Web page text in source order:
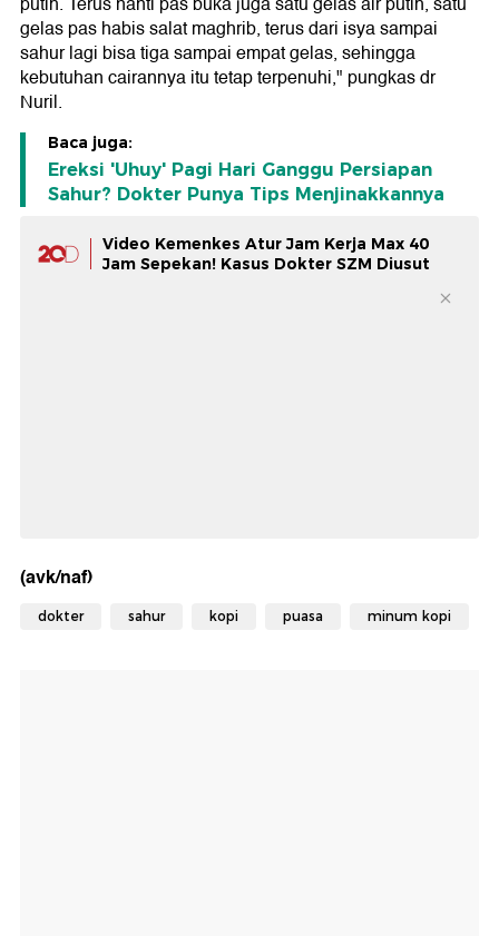
gelas pas habis salat maghrib, terus dari isya sampai
sahur lagi bisa tiga sampai empat gelas, sehingga
kebutuhan cairannya itu tetap terpenuhi," pungkas dr
Nuril.
Baca juga:
Ereksi 'Uhuy' Pagi Hari Ganggu Persiapan
Sahur? Dokter Punya Tips Menjinakkannya
Video Kemenkes Atur Jam Kerja Max 40
Jam Sepekan! Kasus Dokter SZM Diusut
(avk/naf)
dokter sahur kopi puasa minum kopi